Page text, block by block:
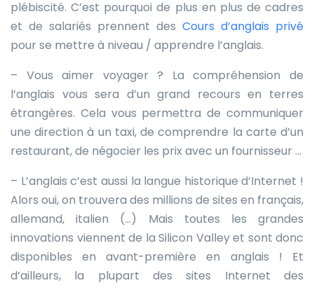
plébiscité. C’est pourquoi de plus en plus de cadres
et de salariés prennent des Cours d’anglais privé
pour se mettre à niveau / apprendre l’anglais.
– Vous aimer voyager ? La compréhension de
l’anglais vous sera d’un grand recours en terres
étrangères. Cela vous permettra de communiquer
une direction à un taxi, de comprendre la carte d’un
restaurant, de négocier les prix avec un fournisseur …
– L’anglais c’est aussi la langue historique d’Internet !
Alors oui, on trouvera des millions de sites en français,
allemand, italien (…) Mais toutes les grandes
innovations viennent de la Silicon Valley et sont donc
disponibles en avant-première en anglais ! Et
d’ailleurs, la plupart des sites Internet des